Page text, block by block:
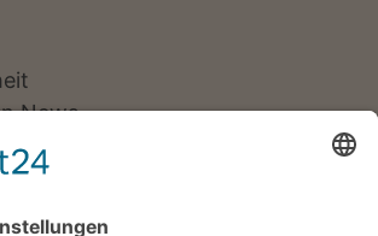
News